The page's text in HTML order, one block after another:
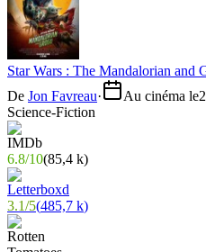
Star Wars : The Mandalorian and
De Jon Favreau· Au cinéma le
Science-Fiction
6.8/10(85,4 k)
3.1/5(485,7 k)